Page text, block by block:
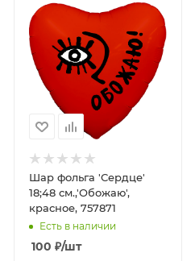
Шар фольга 'Сердце'
18;48 см.,'Обожаю',
красное, 757871
Есть в наличии
100 ₽/шт